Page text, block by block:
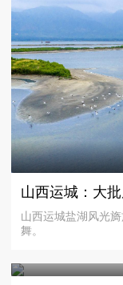
山西运城：大
山西运城盐湖风光
舞。